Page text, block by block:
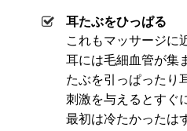
耳たぶをひっぱる
これもマッサージに
耳には毛細血管が集
たぶを引っぱったり
刺激を与えるとすぐ
最初は冷たかったは